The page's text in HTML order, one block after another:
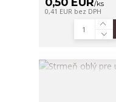
/ks
0,41 EUR bez DPH